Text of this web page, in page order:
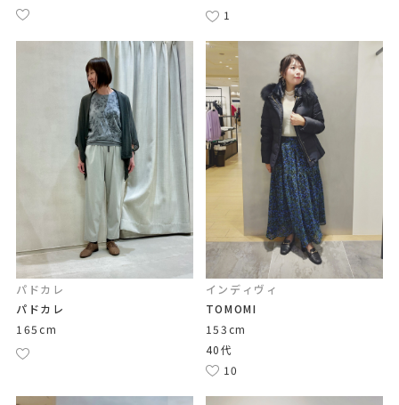
1
パドカレ
パドカレ
165cm
インディヴィ
TOMOMI
153cm
40代
10